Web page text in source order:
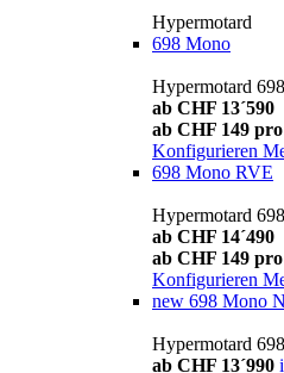
Hypermotard
698 Mono
Hypermotard
ab CHF 13´590
ab CHF 149
Konfigurieren
698 Mono RVE
Hypermotard
ab CHF 14´490
ab CHF 149
Konfigurieren
new 698 Mono
Hypermotard
ab CHF 13´990 i